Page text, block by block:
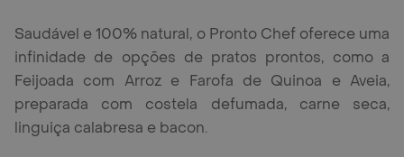
Saudável e 100% natural, o Pronto Chef oferece uma
infinidade de opções de pratos prontos, como a
Feijoada com Arroz e Farofa de Quinoa e Aveia,
preparada com costela defumada, carne seca,
linguiça calabresa e bacon.